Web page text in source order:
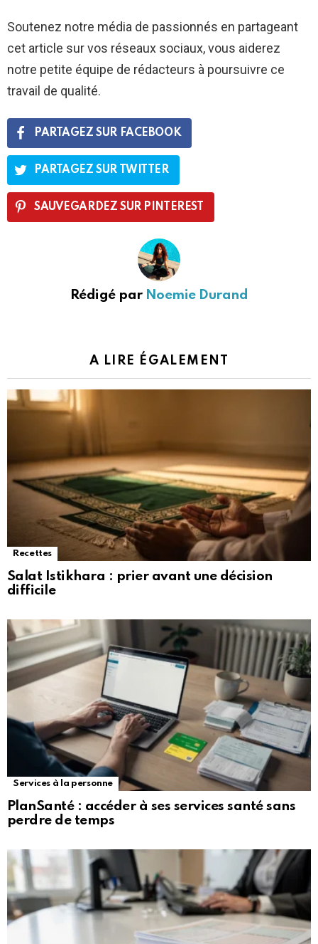
Soutenez notre média de passionnés en partageant
cet article sur vos réseaux sociaux, vous aiderez
notre petite équipe de rédacteurs à poursuivre ce
travail de qualité.
PARTAGEZ SUR FACEBOOK
PARTAGEZ SUR TWITTER
SAUVEGARDEZ SUR PINTEREST
Rédigé par Noemie Durand
A LIRE ÉGALEMENT
Recettes
Salat Istikhara : prier avant une décision
difficile
Services à la personne
PlanSanté : accéder à ses services santé sans
perdre de temps